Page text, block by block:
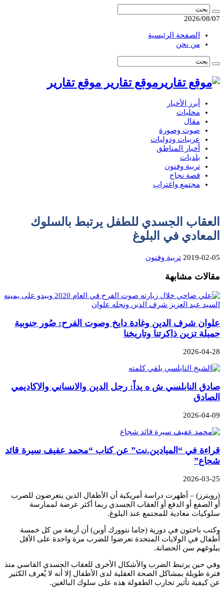
2026/08/07
الصفحة الرئيسية
من نحن
موقع تقارير موقع تقارير
أبرز الأخبار
محليات
مقال
صوت وصورة
عربيات ودوليات
أخبار المناطق
بلديات
تربية وفنون
قصة نجاح
مجتمع واغتراب
العقاب الجسدي للطفل يرتبط بالسلوك
المعادي في البلوغ
2019-02-05 تربية وفنون
مقالات مشابهة
علوان شرف الدين وغادة دايخ وصوت الفرح: صُور جنوبية
جميلة تزين ذاكرتنا وتاريخنا
2026-04-28
صادق النابلسي ش ه يداً: رجل الدين والانساني والاكاديمي
الصادق
2026-04-09
قراءة في “الميادين.نت” عن كتاب “محمد عفيف سيرة قائد
شجاع”
2026-03-25
(رويترز) – أظهرت دراسة أمريكية أن الأطفال الذين يتعرضون للضرب
أو الصفع أو الدفع أو العقاب الجسدي ربما أكثر عرضة لممارسة
سلوكيات معادية للمجتمع عند البلوغ.
وكتب باحثون في دورية (جاما نتوورك أوبن) أن أربعة من كل خمسة
أطفال في الولايات المتحدة تعرضوا للضرب مرة واحدة على الأقل
ببلوغهم سن الحضانة.
وفي حين يرتبط الضرب والأشكال الأخرى للعقاب الجسدي القاسي منذ
فترة طويلة بمشاكل الصحة العقلية لدى الأطفال إلا أنه لا يُعرف الكثير
عن كيفية تأثير تجارب الطفولة هذه على سلوك البالغين.